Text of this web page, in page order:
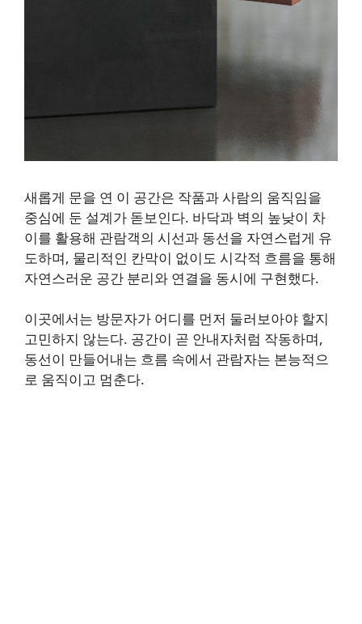
새롭게 문을 연 이 공간은 작품과 사람의 움직임을
중심에 둔 설계가 돋보인다. 바닥과 벽의 높낮이 차
이를 활용해 관람객의 시선과 동선을 자연스럽게 유
도하며, 물리적인 칸막이 없이도 시각적 흐름을 통해
자연스러운 공간 분리와 연결을 동시에 구현했다.
이곳에서는 방문자가 어디를 먼저 둘러보아야 할지
고민하지 않는다. 공간이 곧 안내자처럼 작동하며,
동선이 만들어내는 흐름 속에서 관람자는 본능적으
로 움직이고 멈춘다.